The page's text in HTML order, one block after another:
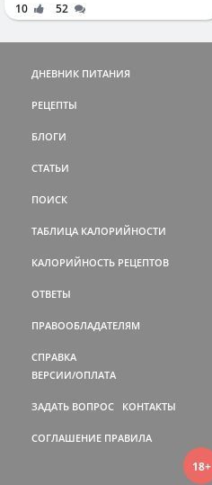
10 52
ДНЕВНИК ПИТАНИЯ
РЕЦЕПТЫ
БЛОГИ
СТАТЬИ
ПОИСК
ТАБЛИЦА КАЛОРИЙНОСТИ
КАЛОРИЙНОСТЬ РЕЦЕПТОВ
ОТВЕТЫ
ПРАВООБЛАДАТЕЛЯМ
СПРАВКА
ВЕРСИИ/ОПЛАТА
ЗАДАТЬ ВОПРОС КОНТАКТЫ
СОГЛАШЕНИЕ ПРАВИЛА
18+